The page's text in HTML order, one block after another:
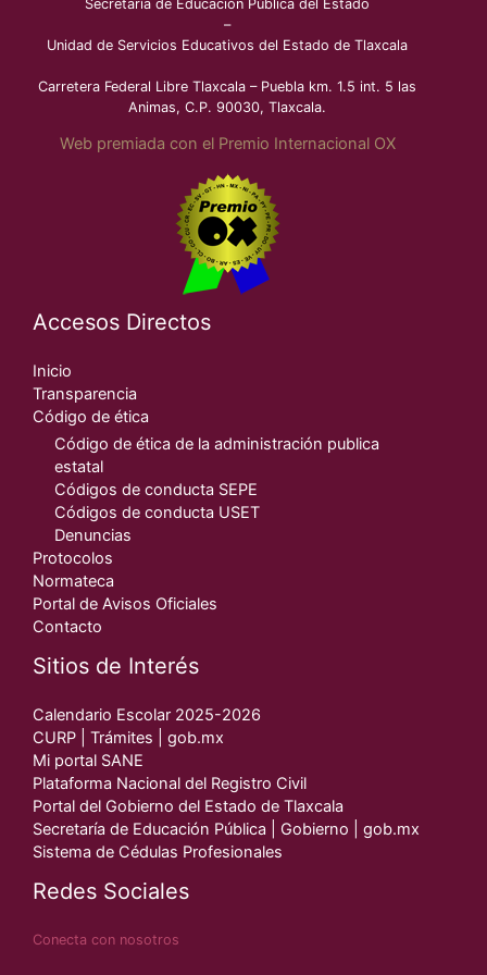
Secretaría de Educación Pública del Estado
–
Unidad de Servicios Educativos del Estado de Tlaxcala
Carretera Federal Libre Tlaxcala – Puebla km. 1.5 int. 5 las
Animas, C.P. 90030, Tlaxcala.
Web premiada con el Premio Internacional OX
Accesos Directos
Inicio
Transparencia
Código de ética
Código de ética de la administración publica
estatal
Códigos de conducta SEPE
Códigos de conducta USET
Denuncias
Protocolos
Normateca
Portal de Avisos Oficiales
Contacto
Sitios de Interés
Calendario Escolar 2025-2026
CURP | Trámites | gob.mx
Mi portal SANE
Plataforma Nacional del Registro Civil
Portal del Gobierno del Estado de Tlaxcala
Secretaría de Educación Pública | Gobierno | gob.mx
Sistema de Cédulas Profesionales
Redes Sociales
Conecta con nosotros